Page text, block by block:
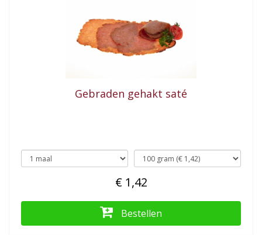
Gebraden gehakt saté
€ 1,42
Bestellen